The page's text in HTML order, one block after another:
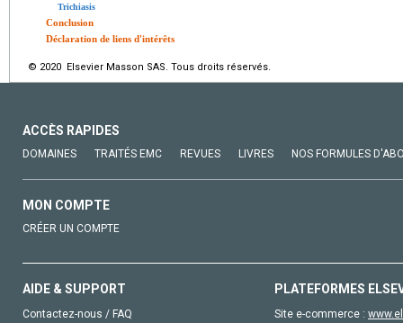
Trichiasis
Conclusion
Déclaration de liens d'intérêts
© 2020 Elsevier Masson SAS. Tous droits réservés.
ACCÈS RAPIDES
DOMAINES TRAITÉS EMC REVUES LIVRES NOS FORMULES
MON COMPTE
CRÉER UN COMPTE
AIDE & SUPPORT
Contactez-nous / FAQ
PLATEFORMES
Site e-commerce :